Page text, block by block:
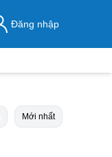
Đăng nhập
Mới nhất